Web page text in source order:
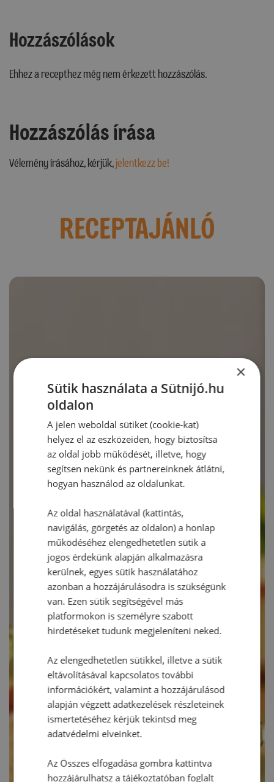
Hozzászólások
Ehhez a recepthez még nem érkezett hozzászólás.
Hozzászólás írása
Vélemény írásához, kérjük,jelentkezz be!
RECEPTAJÁNLÓ
×
Sütik használata a Sütnijó.hu
oldalon
A jelen weboldal sütiket (cookie-kat)
helyez el az eszközeiden, hogy biztosítsa
az oldal jobb működését, illetve, hogy
segítsen nekünk és partnereinknek átlátni,
hogyan használod az oldalunkat.
Az oldal használatával (kattintás,
navigálás, görgetés az oldalon) a honlap
működéséhez elengedhetetlen sütik a
jogos érdekünk alapján alkalmazásra
kerülnek, egyes sütik használatához
azonban a hozzájárulásodra is szükségünk
van. Ezen sütik segítségével más
platformokon is személyre szabott
hirdetéseket tudunk megjeleníteni neked.
Az elengedhetetlen sütikkel, illetve a sütik
eltávolításával kapcsolatos további
információkért, valamint a hozzájárulásod
alapján végzett adatkezelések részleteinek
ismertetéséhez kérjük tekintsd meg
adatvédelmi elveinket.
Az Összes elfogadása gombra kattintva
hozzájárulhatsz a tájékoztatóban foglalt